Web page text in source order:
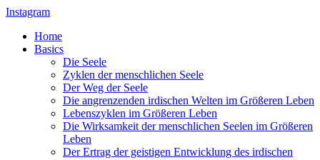
Instagram
Home
Basics
Die Seele
Zyklen der menschlichen Seele
Der Weg der Seele
Die angrenzenden irdischen Welten im Größeren Leben
Lebenszyklen im Größeren Leben
Die Wirksamkeit der menschlichen Seelen im Größeren
Leben
Der Ertrag der geistigen Entwicklung des irdischen